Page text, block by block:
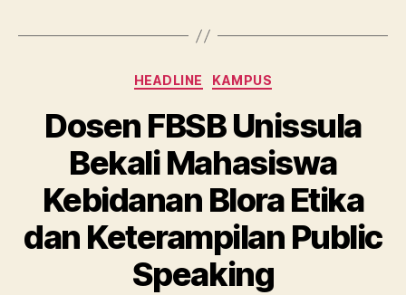
Categories
HEADLINE KAMPUS
Dosen FBSB Unissula
Bekali Mahasiswa
Kebidanan Blora Etika
dan Keterampilan Public
Speaking